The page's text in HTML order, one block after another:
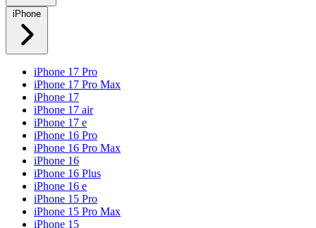
iPhone
iPhone 17 Pro
iPhone 17 Pro Max
iPhone 17
iPhone 17 air
iPhone 17 e
iPhone 16 Pro
iPhone 16 Pro Max
iPhone 16
iPhone 16 Plus
iPhone 16 e
iPhone 15 Pro
iPhone 15 Pro Max
iPhone 15